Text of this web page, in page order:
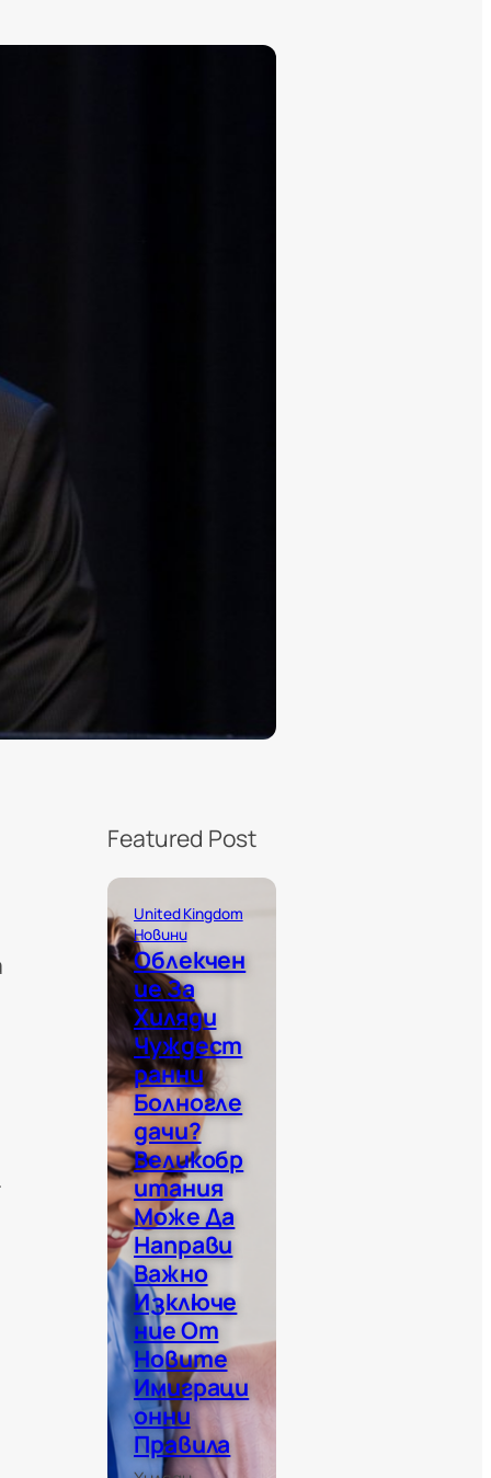
Featured Post
United Kingdom
Новини
Облекчен
Ие За
Хиляди
Чуждест
Ранни
Болногле
Дачи?
Великобр
Итания
Може Да
Направи
Важно
Изключе
Ние От
Новите
Имиграци
Онни
Правила